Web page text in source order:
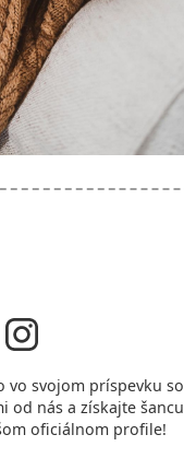
vo svojom príspevku so
od nás a získajte šancu
oficiálnom profile!